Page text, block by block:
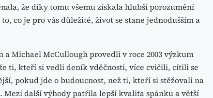
že díky tomu všemu získala hlubší porozumění
co je pro vás důležité, život se stane jednodušším a
Michael McCullough provedli v roce 2003 výzkum
ti, kteří si vedli deník vděčnosti, více cvičili, cítili se
pokud jde o budoucnost, než ti, kteří si stěžovali na
další výhody patřila lepší kvalita spánku a větší